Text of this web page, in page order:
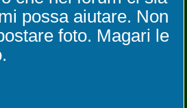
possa aiutare. Non
foto. Magari le